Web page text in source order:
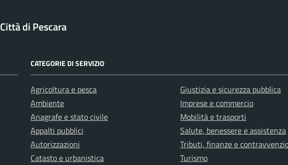
Città di Pescara
CATEGORIE DI SERVIZIO
Agricoltura e pesca
Ambiente
Anagrafe e stato civile
Appalti pubblici
Autorizzazioni
Catasto e urbanistica
Giustizia e sicurezza pubblica
Imprese e commercio
Mobilità e trasporti
Salute, benessere e assistenza
Tributi, finanze e
Turismo